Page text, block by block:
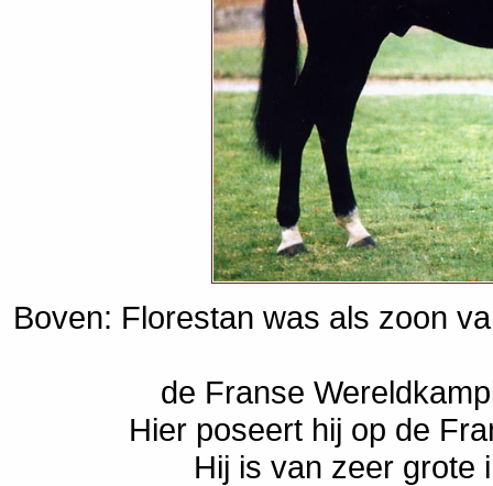
Boven: Florestan was als zoon
de Franse
Hier poseert hij op de
Hij is van zeer grote